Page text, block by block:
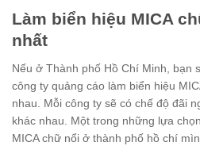
Làm biển hiệu MICA
nhất
Nếu ở Thành phố Hồ Chí Minh, bạn
công ty quảng cáo làm biển hiệu
nhau. Mỗi công ty sẽ có chế độ đãi
khác nhau. Một trong những lựa
MICA chữ nổi ở thành phố hồ chí